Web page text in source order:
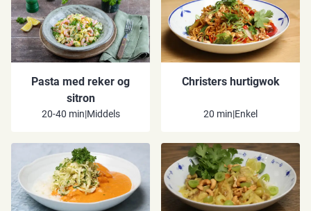
Pasta med reker og
sitron
20-40 min|Middels
Christers hurtigwok
20 min|Enkel